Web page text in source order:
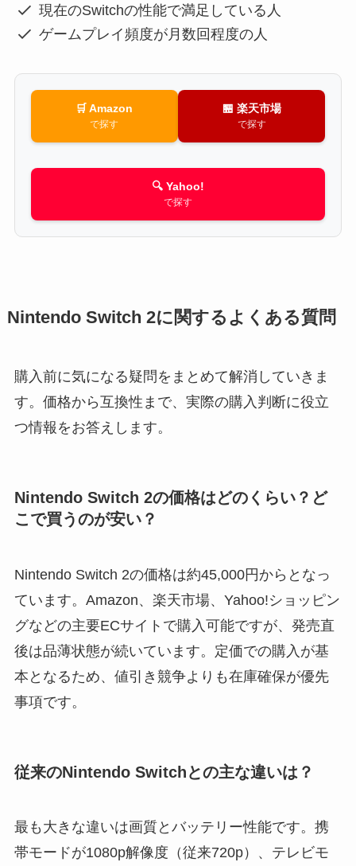
現在のSwitchの性能で満足している人
ゲームプレイ頻度が月数回程度の人
🛒 Amazon
で探す
🏪 楽天市場
で探す
🔍 Yahoo!
で探す
Nintendo Switch 2に関するよくある質問
購入前に気になる疑問をまとめて解消していきま
す。価格から互換性まで、実際の購入判断に役立
つ情報をお答えします。
Nintendo Switch 2の価格はどのくらい？ど
こで買うのが安い？
Nintendo Switch 2の価格は約45,000円からとなっ
ています。Amazon、楽天市場、Yahoo!ショッピン
グなどの主要ECサイトで購入可能ですが、発売直
後は品薄状態が続いています。定価での購入が基
本となるため、値引き競争よりも在庫確保が優先
事項です。
従来のNintendo Switchとの主な違いは？
最も大きな違いは画質とバッテリー性能です。携
帯モードが1080p解像度（従来720p）、テレビモ